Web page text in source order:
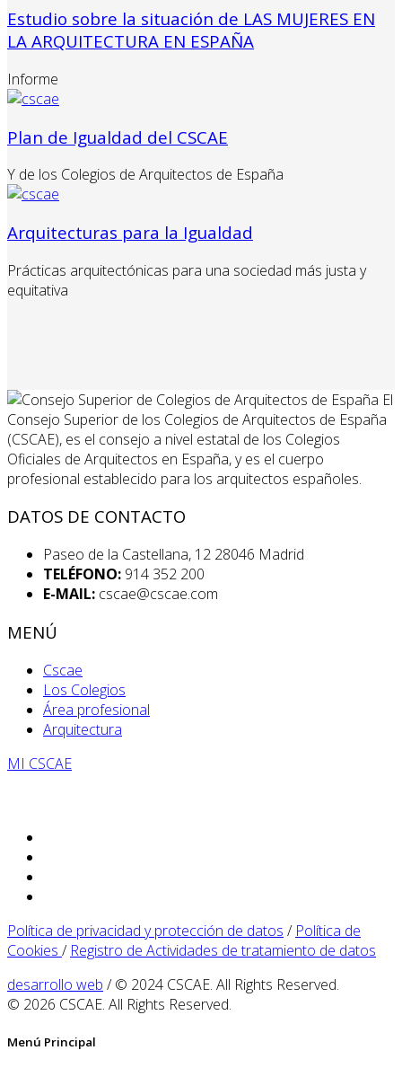
Estudio sobre la situación de LAS MUJERES EN
LA ARQUITECTURA EN ESPAÑA
Informe
Plan de Igualdad del CSCAE
Y de los Colegios de Arquitectos de España
Arquitecturas para la Igualdad
Prácticas arquitectónicas para una sociedad más justa y
equitativa
El
Consejo Superior de los Colegios de Arquitectos de España
(CSCAE), es el consejo a nivel estatal de los Colegios
Oficiales de Arquitectos en España, y es el cuerpo
profesional establecido para los arquitectos españoles.
DATOS DE CONTACTO
Paseo de la Castellana, 12 28046 Madrid
TELÉFONO: 914 352 200
E-MAIL: cscae@cscae.com
MENÚ
Cscae
Los Colegios
Área profesional
Arquitectura
MI CSCAE
Política de privacidad y protección de datos / Política de
Cookies / Registro de Actividades de tratamiento de datos
desarrollo web / © 2024 CSCAE. All Rights Reserved.
© 2026 CSCAE. All Rights Reserved.
Menú Principal